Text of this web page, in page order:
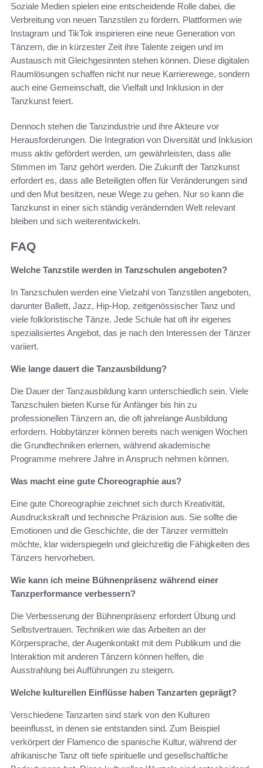
Soziale Medien spielen eine entscheidende Rolle dabei, die
Verbreitung von neuen Tanzstilen zu fördern. Plattformen wie
Instagram und TikTok inspirieren eine neue Generation von
Tänzern, die in kürzester Zeit ihre Talente zeigen und im
Austausch mit Gleichgesinnten stehen können. Diese digitalen
Raumlösungen schaffen nicht nur neue Karrierewege, sondern
auch eine Gemeinschaft, die Vielfalt und Inklusion in der
Tanzkunst feiert.
Dennoch stehen die Tanzindustrie und ihre Akteure vor
Herausforderungen. Die Integration von Diversität und Inklusion
muss aktiv gefördert werden, um gewährleisten, dass alle
Stimmen im Tanz gehört werden. Die Zukunft der Tanzkunst
erfordert es, dass alle Beteiligten offen für Veränderungen sind
und den Mut besitzen, neue Wege zu gehen. Nur so kann die
Tanzkunst in einer sich ständig verändernden Welt relevant
bleiben und sich weiterentwickeln.
FAQ
Welche Tanzstile werden in Tanzschulen angeboten?
In Tanzschulen werden eine Vielzahl von Tanzstilen angeboten,
darunter Ballett, Jazz, Hip-Hop, zeitgenössischer Tanz und
viele folkloristische Tänze. Jede Schule hat oft ihr eigenes
spezialisiertes Angebot, das je nach den Interessen der Tänzer
variiert.
Wie lange dauert die Tanzausbildung?
Die Dauer der Tanzausbildung kann unterschiedlich sein. Viele
Tanzschulen bieten Kurse für Anfänger bis hin zu
professionellen Tänzern an, die oft jahrelange Ausbildung
erfordern. Hobbytänzer können bereits nach wenigen Wochen
die Grundtechniken erlernen, während akademische
Programme mehrere Jahre in Anspruch nehmen können.
Was macht eine gute Choreographie aus?
Eine gute Choreographie zeichnet sich durch Kreativität,
Ausdruckskraft und technische Präzision aus. Sie sollte die
Emotionen und die Geschichte, die der Tänzer vermitteln
möchte, klar widerspiegeln und gleichzeitig die Fähigkeiten des
Tänzers hervorheben.
Wie kann ich meine Bühnenpräsenz während einer
Tanzperformance verbessern?
Die Verbesserung der Bühnenpräsenz erfordert Übung und
Selbstvertrauen. Techniken wie das Arbeiten an der
Körpersprache, der Augenkontakt mit dem Publikum und die
Interaktion mit anderen Tänzern können helfen, die
Ausstrahlung bei Aufführungen zu steigern.
Welche kulturellen Einflüsse haben Tanzarten geprägt?
Verschiedene Tanzarten sind stark von den Kulturen
beeinflusst, in denen sie entstanden sind. Zum Beispiel
verkörpert der Flamenco die spanische Kultur, während der
afrikanische Tanz oft tiefe spirituelle und gesellschaftliche